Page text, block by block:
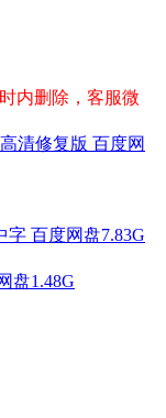
内删除，客服微
清修复版 百度网
字 百度网盘7.83G
盘1.48G